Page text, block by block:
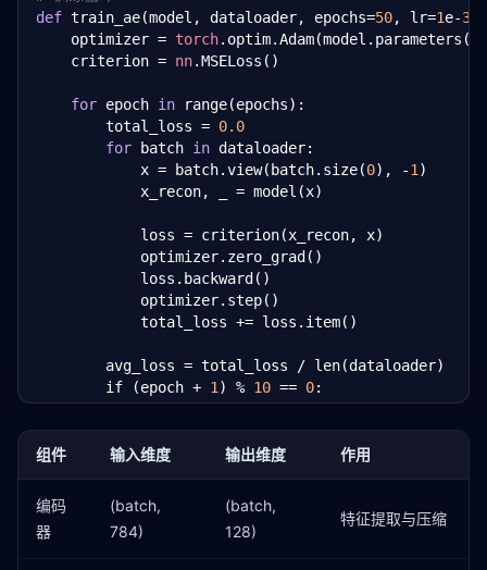
        x_recon =
self.decoder(z)
return x_recon, z
def train_ae(model, dataloader, epochs=50, lr=1e-3
    optimizer =
torch
    criterion =
nn.MSELoss()
for epoch in range(epochs):
        total_loss =
0.0
for batch in dataloader:
            x = batch.view(batch.size(
0), -1 )
            x_recon, _ = model(x)
            loss = criterion(x_recon, x)
            optimizer.zero_grad()
            loss.backward()
            optimizer.step()
            total_loss += loss.item()
        avg_loss = total_loss / len(dataloader)
        if (epoch +
1 ) % 10 == 0:
            print(
f"Epoch {epoch+1}/{epochs},
组件 输入维度 输出维度 作用
编码
器
(batch,
784)
(batch,
128)
特征提取与压缩